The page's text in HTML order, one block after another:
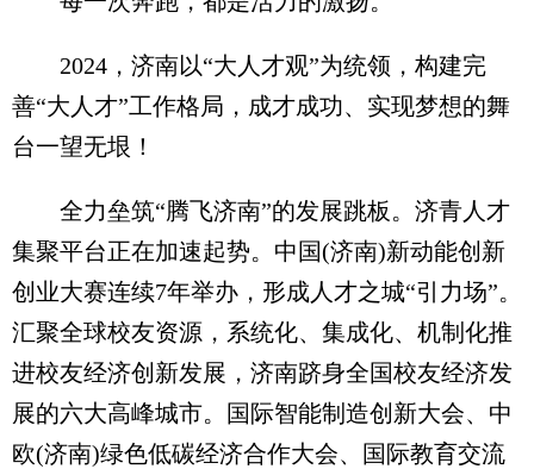
2024，济南以“大人才观”为统领，构建完
善“大人才”工作格局，成才成功、实现梦想的舞
台一望无垠！
全力垒筑“腾飞济南”的发展跳板。济青人才
集聚平台正在加速起势。中国(济南)新动能创新
创业大赛连续7年举办，形成人才之城“引力场”。
汇聚全球校友资源，系统化、集成化、机制化推
进校友经济创新发展，济南跻身全国校友经济发
展的六大高峰城市。国际智能制造创新大会、中
欧(济南)绿色低碳经济合作大会、国际教育交流